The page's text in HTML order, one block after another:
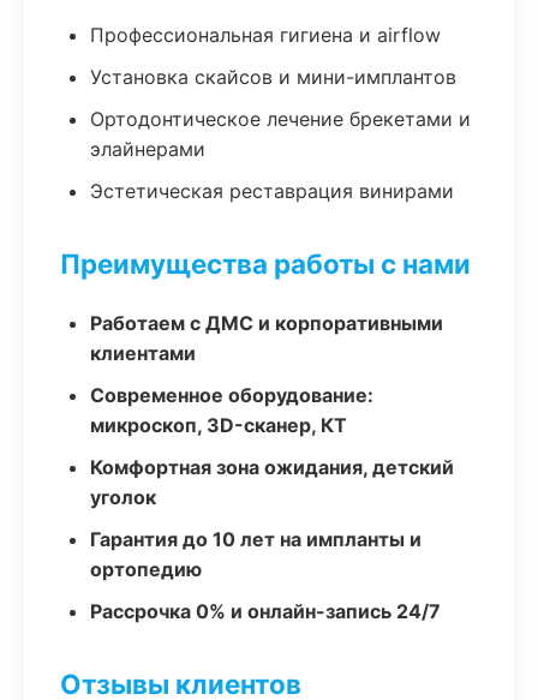
Профессиональная гигиена и airflow
Установка скайсов и мини-имплантов
Ортодонтическое лечение брекетами и
элайнерами
Эстетическая реставрация винирами
Преимущества работы с нами
Работаем с ДМС и корпоративными
клиентами
Современное оборудование:
микроскоп, 3D-сканер, КТ
Комфортная зона ожидания, детский
уголок
Гарантия до 10 лет на импланты и
ортопедию
Рассрочка 0% и онлайн-запись 24/7
Отзывы клиентов